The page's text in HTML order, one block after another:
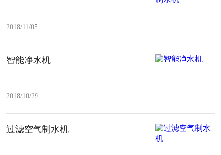
2018/11/05
智能净水机
2018/10/29
过滤空气制水机